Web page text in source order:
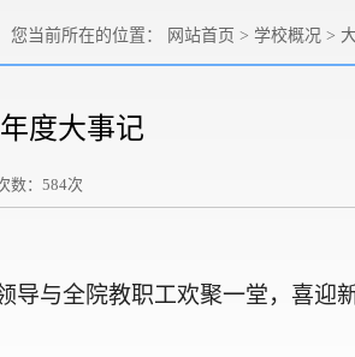
您当前所在的位置： 网站首页 > 学校概况 >
度大事记
： 584次
与全院教职工欢聚一堂，喜迎新